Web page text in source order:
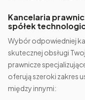
Kancelaria
spółek
Wybór odpowiedniej
skutecznej obsługi
prawnicze
oferują szeroki zakres
między innymi: